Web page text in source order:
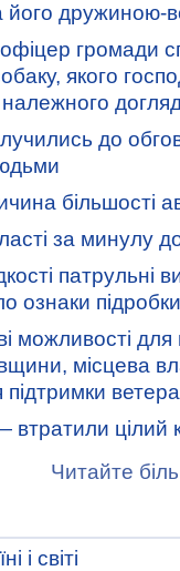
його дружиною-
громади
якого
до
більшості
за минулу
патрульні
ознаки підробки
для
місцева
цілий
Читайте
і світі